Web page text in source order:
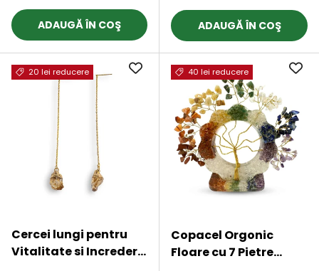
ADAUGĂ ÎN COŞ ADAUGĂ ÎN COŞ
20 lei reducere
Cercei lungi pentru
Vitalitate si Incredere
40 lei reducere
Copacel Orgonic
Floare cu 7 Pietre